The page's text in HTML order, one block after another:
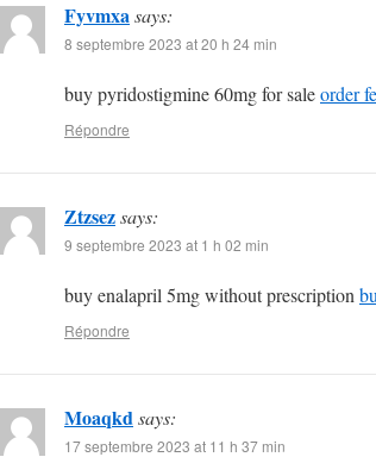
Fyvmxasays:
8 septembre 2023 at 20 h 24 min
buy pyridostigmine 60mg for saleorder
Répondre
Ztzsezsays:
9 septembre 2023 at 1 h 02 min
buy enalapril 5mg without prescription
Répondre
Moaqkdsays:
17 septembre 2023 at 11 h 37 min